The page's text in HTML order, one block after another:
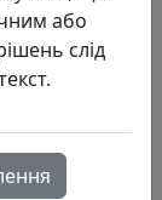
спільних
в
або
слід